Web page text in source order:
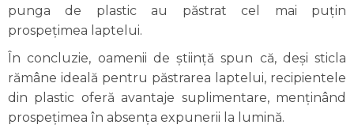
punga de plastic au păstrat cel mai puțin
prospețimea laptelui.
În concluzie, oamenii de știință spun că, deși sticla
rămâne ideală pentru păstrarea laptelui, recipientele
din plastic oferă avantaje suplimentare, menținând
prospețimea în absența expunerii la lumină.